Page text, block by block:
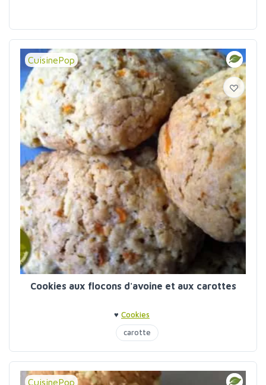
CuisinePop
Cookies aux flocons d'avoine et aux carottes
♥ Cookies
carotte
CuisinePop